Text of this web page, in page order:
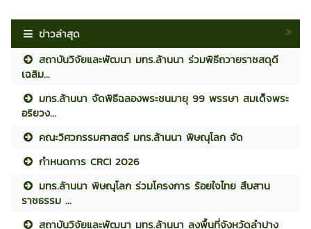
ข่าวล่าสุด
สถาบันวิจัยและพัฒนา มทร.ล้านนา ร่วมพิธีถวายราชสดุดี
เฉลิม...
มทร.ล้านนา จัดพิธีฉลองพระชนมายุ 99 พรรษา สมเด็จพระ
อริยวง...
คณะวิศวกรรมศาสตร์ มทร.ล้านนา พิษณุโลก จัด
กำหนดการ CRCI 2026
มทร.ล้านนา พิษณุโลก ร่วมโครงการ ร้อยใจไทย สืบสาน
ราชธรรม ...
สถาบันวิจัยและพัฒนา มทร.ล้านนา ลงพื้นที่จังหวัดลำปาง